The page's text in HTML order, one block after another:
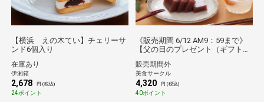
【横浜 えの木てい】チェリーサ
ンド6個入り
在庫あり
伊湘箱
2,678 円 (税込)
24ポイント
《販売期間 6/12 AM9：59まで》
【父の日のプレゼント（ギフト）
葛切りめんと水羊羹詰合せ[父の日
カード付・送料無料]
販売期間外
美食サークル
4,320 円 (税込)
40ポイント